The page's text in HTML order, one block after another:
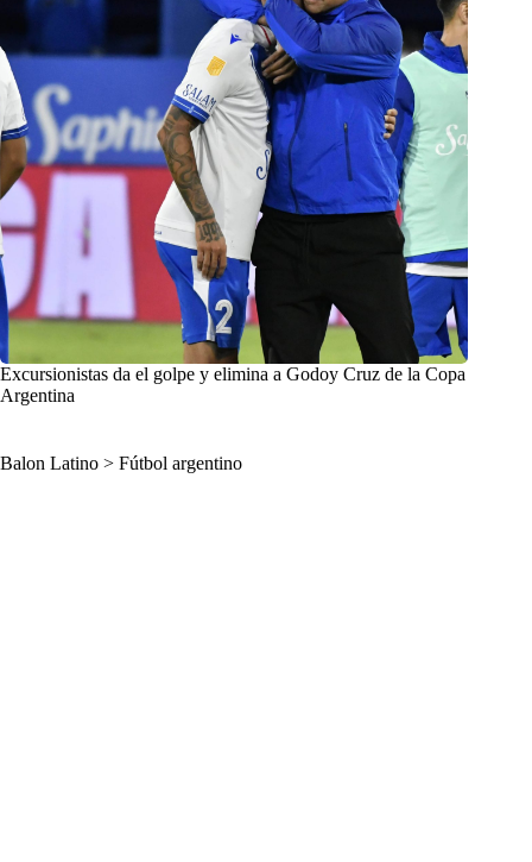
Excursionistas da el golpe y elimina a Godoy Cruz de la Copa
Argentina
Balon Latino > Fútbol argentino